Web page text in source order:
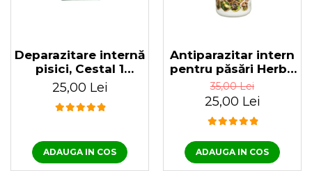
Deparazitare internă
pisici, Cestal 1
tabletă
25,00 Lei
ADAUGA IN COS
Antiparazitar intern
pentru păsări Herba
Top Antihelmintic
100 ml
35,00 Lei
25,00 Lei
ADAUGA IN COS